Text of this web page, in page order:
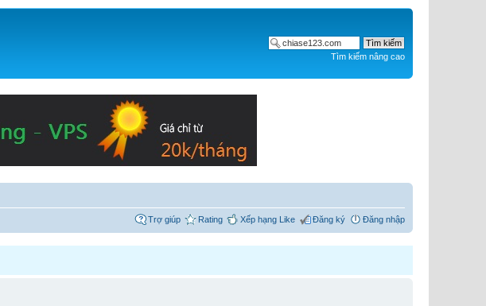
Tìm kiếm nâng cao
Trợ giúp Rating Xếp hạng Like Đăng ký Đăng nhập